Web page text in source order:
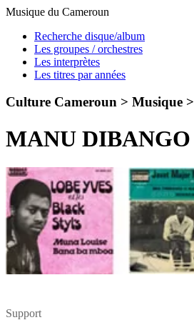
Musique du Cameroun
Recherche disque/album
Les groupes / orchestres
Les interprètes
Les titres par années
Culture Cameroun > Musique >
MANU DIBANGO
Support